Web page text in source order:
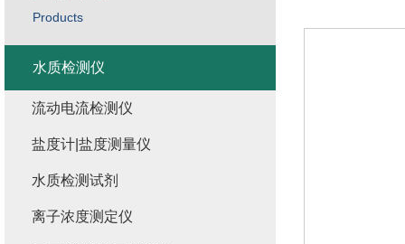
Products
水质检测仪
流动电流检测仪
盐度计|盐度测量仪
水质检测试剂
离子浓度测定仪